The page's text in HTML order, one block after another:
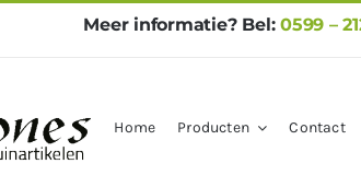
Meer informatie? Bel:0599 –
Home Producten Contact